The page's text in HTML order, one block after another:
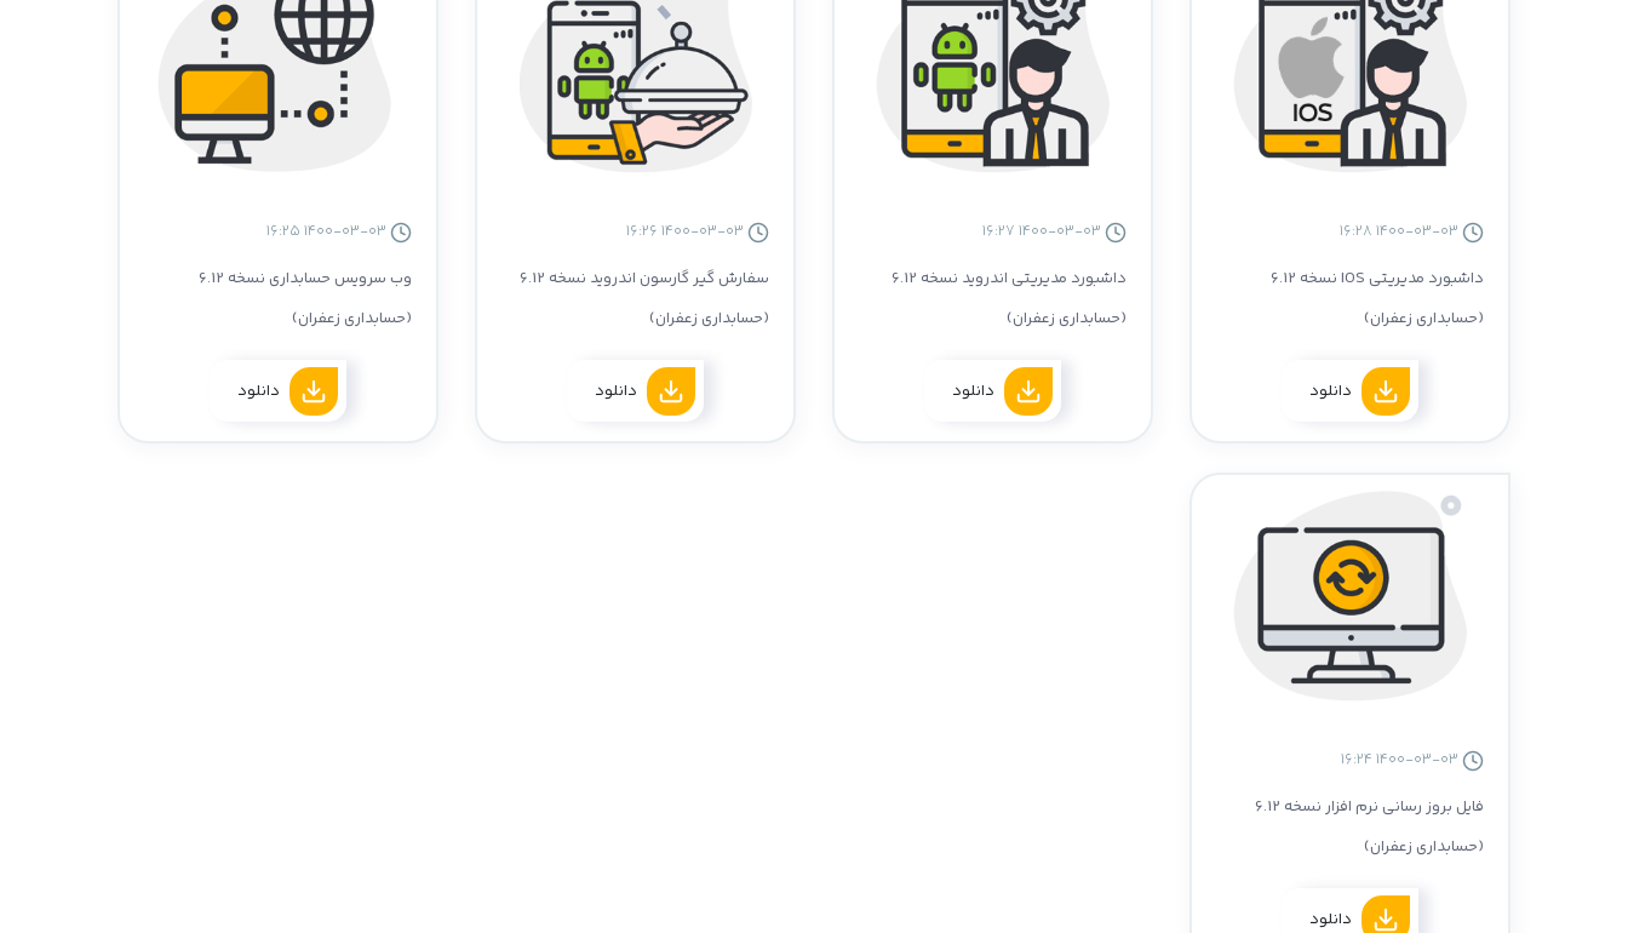
داشبورد مدیریتی IOS نسخه 6.12
(حسابداری زعفران)
دانلود
داشبورد مدیریتی اندروید نسخه 6.12
(حسابداری زعفران)
دانلود
سفارش گیر گارسون اندروید نسخه 6.12
(حسابداری زعفران)
دانلود
وب سرویس حسابداری نسخه 6.12
(حسابداری زعفران)
دانلود
فایل بروز رسانی نرم افزار نسخه 6.12
(حسابداری زعفران)
دانلود